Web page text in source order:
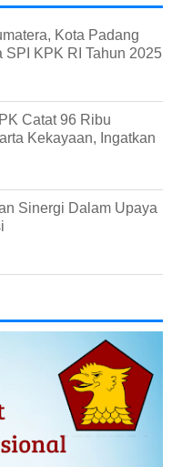
Kota Padang
SPI KPK RI Tahun 2025
Catat 96 Ribu
Kekayaan, Ingatkan
Sinergi Dalam Upaya